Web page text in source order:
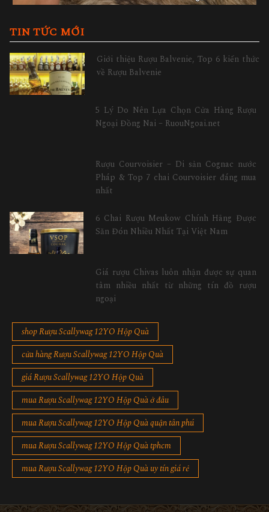
TIN TỨC MỚI
Giới thiệu Rượu Balvenie, Top 6 kiến thức
về Rượu Balvenie
5 Lý Do Nên Lựa Chọn Cửa Hàng Rượu
Ngoại Đồng Nai – RuouNgoai.net
Rượu Courvoisier – Di sản Cognac nước
Pháp & Top 7 chai Courvoisier đáng mua
nhất
6 Chai Rượu Meukow Chính Hãng Được
Săn Đón Nhiều Nhất Tại Việt Nam
Giá rượu Chivas luôn nhận được sự quan
tâm nhiều nhất từ những tín đồ rượu
ngoại
shop Rượu Scallywag 12YO Hộp Quà
cửa hàng Rượu Scallywag 12YO Hộp Quà
giá Rượu Scallywag 12YO Hộp Quà
mua Rượu Scallywag 12YO Hộp Quà ở đâu
mua Rượu Scallywag 12YO Hộp Quà quận tân phú
mua Rượu Scallywag 12YO Hộp Quà tphcm
mua Rượu Scallywag 12YO Hộp Quà uy tín giá rẻ